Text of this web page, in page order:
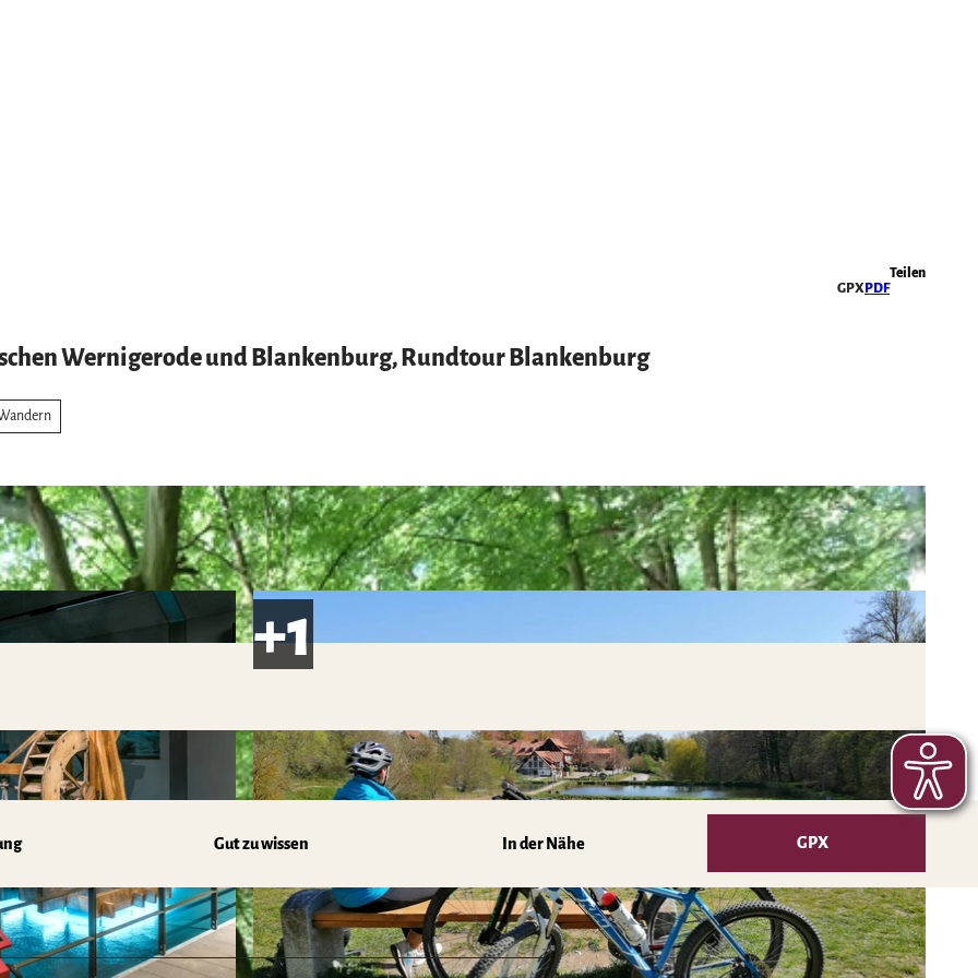
GPX PDF
Teilen
Wernigerode und Blankenburg, Rundtour Blankenburg
Gut zu wissen In der Nähe GPX